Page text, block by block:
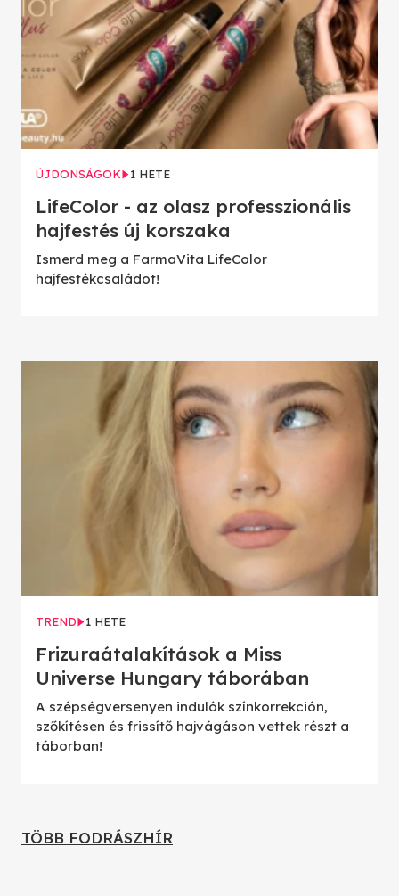
ÚJDONSÁGOK 1 HETE
LifeColor - az olasz professzionális
hajfestés új korszaka
Ismerd meg a FarmaVita LifeColor
hajfestékcsaládot!
TREND 1 HETE
Frizuraátalakítások a Miss
Universe Hungary táborában
A szépségversenyen indulók színkorrekción,
szőkítésen és frissítő hajvágáson vettek részt a
táborban!
TÖBB FODRÁSZHÍR